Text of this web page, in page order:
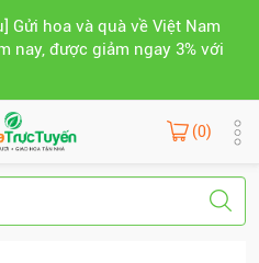
Gửi hoa và quà về Việt Nam
nay, được giảm ngay 3% với
(0)